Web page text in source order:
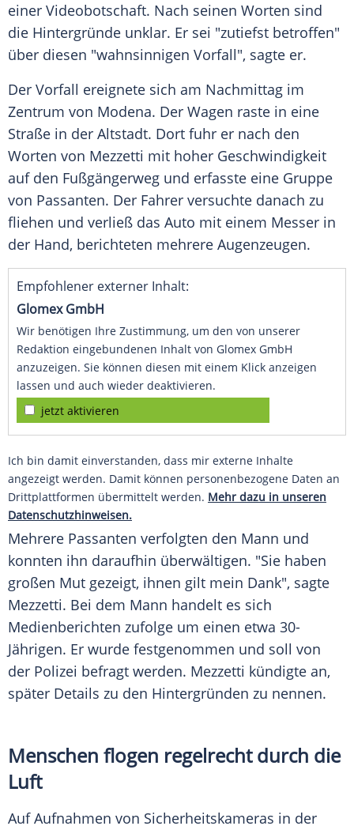
einer Videobotschaft. Nach seinen Worten sind
die Hintergründe unklar. Er sei "zutiefst betroffen"
über diesen "wahnsinnigen Vorfall", sagte er.
Der Vorfall ereignete sich am Nachmittag im
Zentrum von Modena. Der Wagen raste in eine
Straße in der Altstadt. Dort fuhr er nach den
Worten von Mezzetti mit hoher Geschwindigkeit
auf den Fußgängerweg und erfasste eine Gruppe
von Passanten. Der Fahrer versuchte danach zu
fliehen und verließ das Auto mit einem Messer in
der Hand, berichteten mehrere Augenzeugen.
Empfohlener externer Inhalt:
Glomex GmbH
Wir benötigen Ihre Zustimmung, um den von unserer
Redaktion eingebundenen Inhalt von Glomex GmbH
anzuzeigen. Sie können diesen mit einem Klick anzeigen
lassen und auch wieder deaktivieren.
jetzt aktivieren
Ich bin damit einverstanden, dass mir externe Inhalte
angezeigt werden. Damit können personenbezogene Daten an
Drittplattformen übermittelt werden. Mehr dazu in unseren
Datenschutzhinweisen.
Mehrere Passanten verfolgten den Mann und
konnten ihn daraufhin überwältigen. "Sie haben
großen Mut gezeigt, ihnen gilt mein Dank", sagte
Mezzetti. Bei dem Mann handelt es sich
Medienberichten zufolge um einen etwa 30-
Jährigen. Er wurde festgenommen und soll von
der Polizei befragt werden. Mezzetti kündigte an,
später Details zu den Hintergründen zu nennen.
Menschen flogen regelrecht durch die
Luft
Auf Aufnahmen von Sicherheitskameras in der